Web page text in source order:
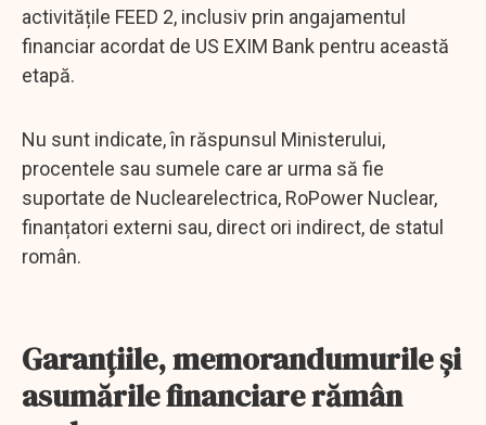
activitățile FEED 2, inclusiv prin angajamentul
financiar acordat de US EXIM Bank pentru această
etapă.
Nu sunt indicate, în răspunsul Ministerului,
procentele sau sumele care ar urma să fie
suportate de Nuclearelectrica, RoPower Nuclear,
finanțatori externi sau, direct ori indirect, de statul
român.
Garanțiile, memorandumurile și
asumările financiare rămân